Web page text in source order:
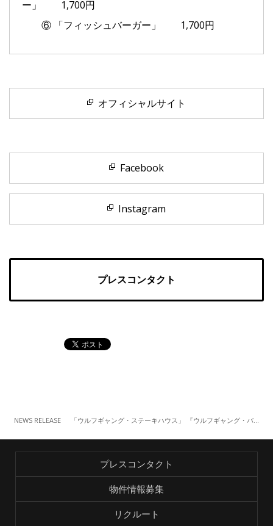
ー」 1,700円
⑥ 「フィッシュバーガー」 1,700円
オフィシャルサイト
Facebook
Instagram
プレスコンタクト
NEWS RELEASE 「ウルフギャング・ステーキハウス」 『ウルフギャング・バーガーマンス』（3/1～）
プレスコンタクト
物件情報募集
リクルート